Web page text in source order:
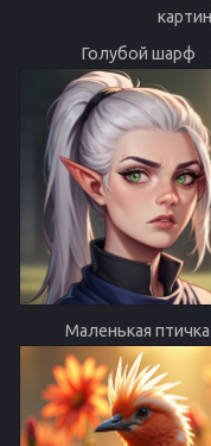
Голубой шарф
Маленькая птичка